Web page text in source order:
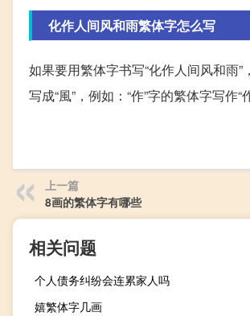
化作人间风和雨繁体字怎么写
如果要用繁体字书写“化作人间风和雨”
写成“風”，例如：“作”字的繁体字写作“作
上一篇
8画的繁体字有哪些
相关问题
个人债务纠纷会连累家人吗
嬉繁体字几画